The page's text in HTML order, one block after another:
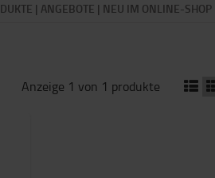
| ANGEBOTE | NEU IM ONLINE-SHOP
Anzeige 1 von 1 produkte